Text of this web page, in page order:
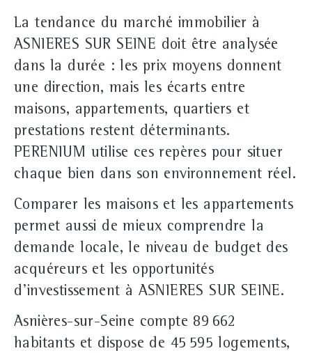
La tendance du marché immobilier à
ASNIERES SUR SEINE doit être analysée
dans la durée : les prix moyens donnent
une direction, mais les écarts entre
maisons, appartements, quartiers et
prestations restent déterminants.
PERENIUM utilise ces repères pour situer
chaque bien dans son environnement réel.
Comparer les maisons et les appartements
permet aussi de mieux comprendre la
demande locale, le niveau de budget des
acquéreurs et les opportunités
d'investissement à ASNIERES SUR SEINE.
Asnières-sur-Seine compte 89 662
habitants et dispose de 45 595 logements,